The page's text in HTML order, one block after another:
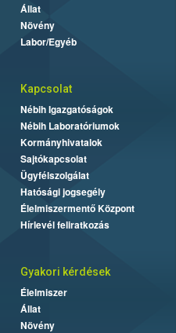
Állat
Növény
Labor/Egyéb
Kapcsolat
Nébih Igazgatóságok
Nébih Laboratóriumok
Kormányhivatalok
Sajtókapcsolat
Ügyfélszolgálat
Hatósági jogsegély
Élelmiszermentő Központ
Hírlevél feliratkozás
Gyakori kérdések
Élelmiszer
Állat
Növény